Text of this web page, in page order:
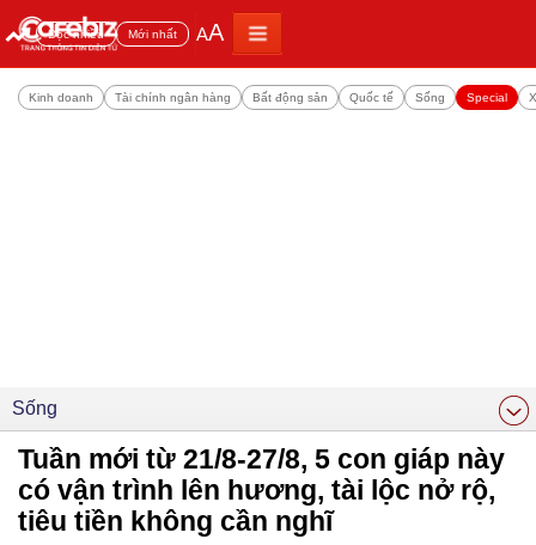
Đọc nhiều Mới nhất AA
Kinh doanh Tài chính ngân hàng Bất động sản Quốc tế Sống Special
Sống
Tuần mới từ 21/8-27/8, 5 con giáp này
có vận trình lên hương, tài lộc nở rộ,
tiêu tiền không cần nghĩ